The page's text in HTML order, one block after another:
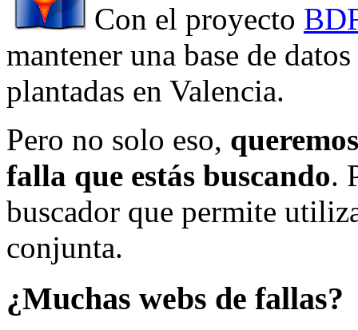
Con el proyecto
mantener una base de
plantadas en Valencia.
Pero no solo eso,
falla que estás buscando.
buscador que permite
conjunta.
¿Muchas webs de fallas?